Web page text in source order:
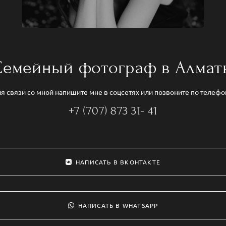
фотограф в
связи со мной напишите мне в соцсетях или позвоните по
+7 (707) 873 31- 41
НАПИСАТЬ В ВКОНТАКТЕ
НАПИСАТЬ В WHATSAPP